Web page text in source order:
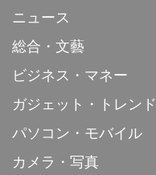
ニュース
総合・文藝
ビジネス・マネー
ガジェット・トレンド
パソコン・モバイル
カメラ・写真